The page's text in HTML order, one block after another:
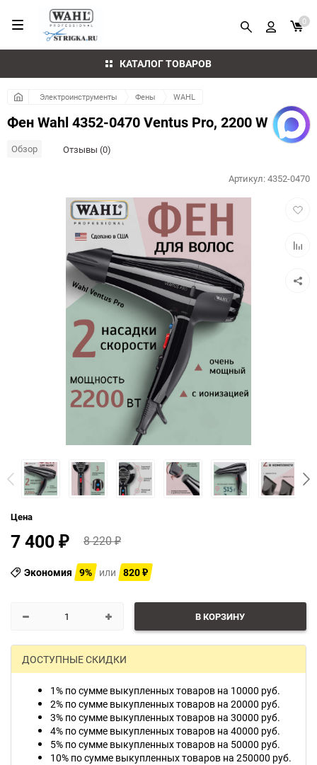
КАТАЛОГ ТОВАРОВ
0
Электроинструменты Фены WAHL
Фен Wahl 4352-0470 Ventus Pro, 2200 W
Обзор Отзывы (0)
Артикул:4352-0470
Цена
7 400 ₽ 8 220₽
Экономия 9% или 820 ₽
В КОРЗИНУ
ДОСТУПНЫЕ СКИДКИ
1% по сумме выкупленных товаров на 10000 руб.
2% по сумме выкупленных товаров на 20000 руб.
3% по сумме выкупленных товаров на 30000 руб.
4% по сумме выкупленных товаров на 40000 руб.
5% по сумме выкупленных товаров на 50000 руб.
10% по сумме выкупленных товаров на 250000 руб.